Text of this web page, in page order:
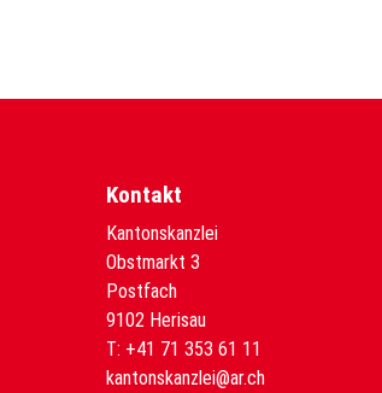
Kontakt
Kantonskanzlei
Obstmarkt 3
Postfach
9102 Herisau
T: +41 71 353 61 11
kantonskanzlei@ar.ch